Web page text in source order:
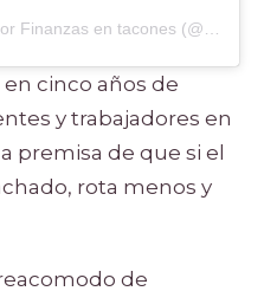
cinco años de
y trabajadores en
premisa de que si el
rota menos y
de